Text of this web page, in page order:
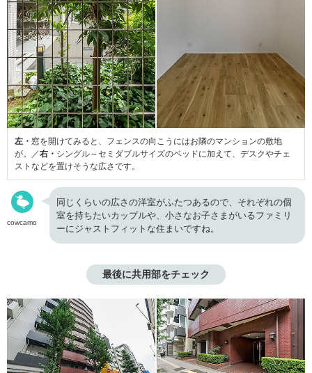
左・ 窓を開けてみると、フェンスの向こうにはお隣のマンションの敷地
が。／右・ シングル～セミダブルサイズのベッドに加えて、デスクやチェ
ストなどを置けそうな広さです。
cowcamo
同じくらいの広さの洋室がふたつあるので、それぞれの個
室を持ちたいカップルや、小さなお子さまがいるファミリ
ーにジャストフィットな住まいですね。
最後に共用部をチェック